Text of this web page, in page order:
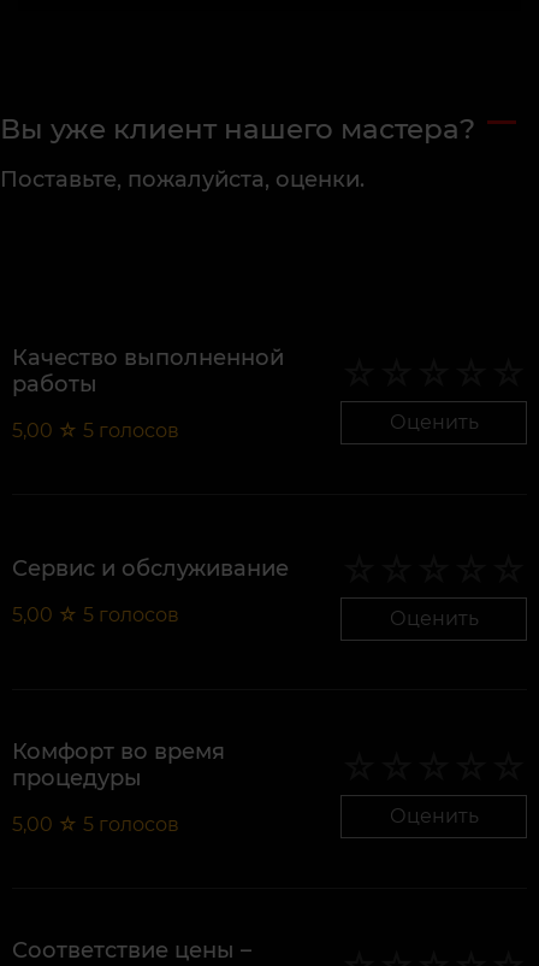
Вы уже клиент нашего мастера?
Поставьте, пожалуйста, оценки.
Качество выполненной
работы
5,00 ☆ 5 голосов Оценить
Сервис и обслуживание
5,00 ☆ 5 голосов Оценить
Комфорт во время
процедуры
5,00 ☆ 5 голосов Оценить
Соответствие цены –